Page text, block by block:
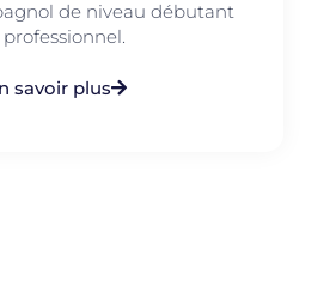
de niveau débutant
professionnel.
savoir plus